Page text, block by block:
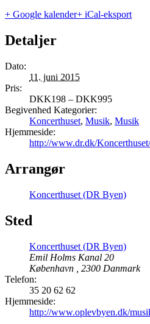
+ Google kalender+ iCal-eksport
Detaljer
Dato:
11. juni 2015
Pris:
DKK198 – DKK995
Begivenhed Kategorier:
Koncerthuset, Musik, Musik
Hjemmeside:
http://www.dr.dk/
Arrangør
Koncerthuset (DR Byen)
Sted
Koncerthuset (DR Byen)
Emil Holms Kanal 20
København
2300 Danmark
Telefon:
35 20 62 62
Hjemmeside:
http://www.oplevbyen.dk/